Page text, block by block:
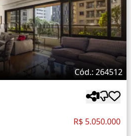
Cód.: 264512
R$ 5.050.000